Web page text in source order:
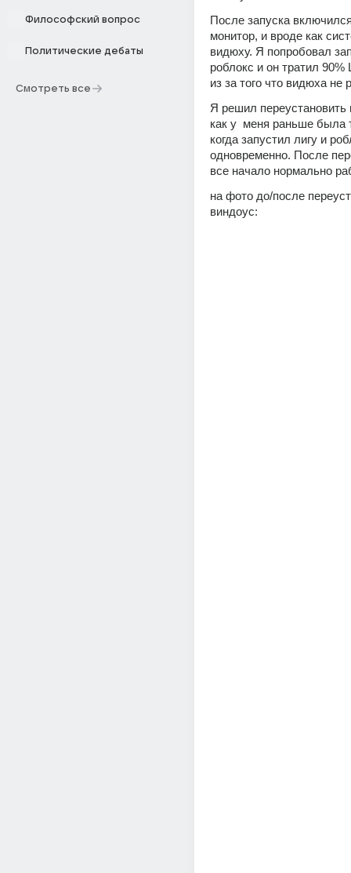
Философский вопрос
Политические дебаты
Смотреть все
После запуска
монитор, и вроде как
видюху. Я попробовал
роблокс и он тратил
из за того что видюха не
Я решил переустановить
как у  меня раньше была
когда запустил лигу и
одновременно. После
все начало нормально
на фото до/после
виндоус: